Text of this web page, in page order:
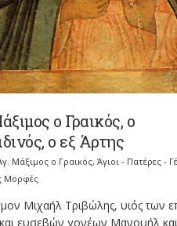
ο Γραικός, ο
ο εξ Άρτης
Μάξιμος ο Γραικός, Άγιοι - Πατέρες -
Μορφές
Μιχαήλ Τριβώλης, υιός των
ευσεβών γονέων Μανουήλ και